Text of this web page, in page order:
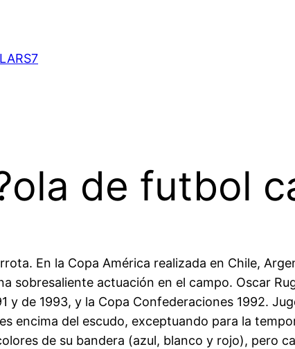
de futbol
En la Copa América realizada en Chile,
sobresaliente actuación en el campo. Oscar
y de 1993, y la Copa Confederaciones 1992.
encima del escudo, exceptuando para la
de su bandera (azul, blanco y rojo), pero